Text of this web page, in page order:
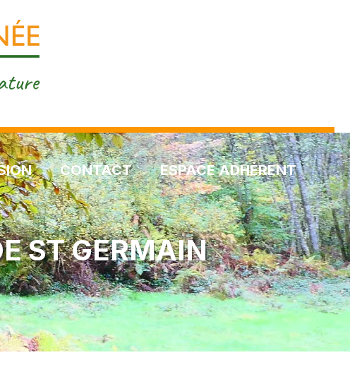
CONTACT ESPACE ADHÉRENT
ST GERMAIN